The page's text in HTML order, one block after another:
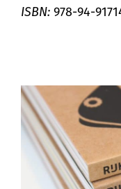
ISBN: 978-94-